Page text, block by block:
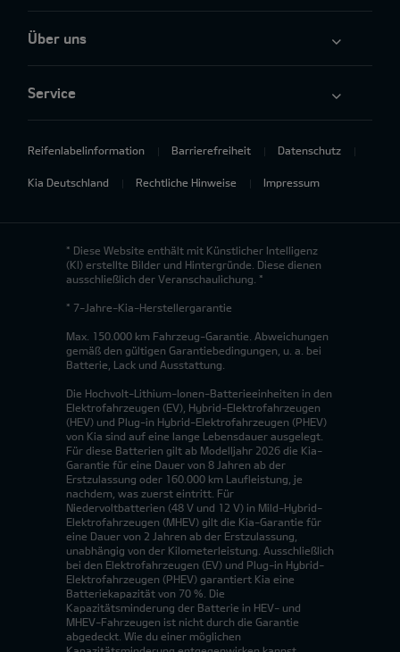
Über uns
Service
Reifenlabelinformation Barrierefreiheit Datenschutz
Kia Deutschland Rechtliche Hinweise Impressum
* Diese Website enthält mit Künstlicher Intelligenz
(KI) erstellte Bilder und Hintergründe. Diese dienen
ausschließlich der Veranschaulichung. *
* 7-Jahre-Kia-Herstellergarantie
Max. 150.000 km Fahrzeug-Garantie. Abweichungen
gemäß den gültigen Garantiebedingungen, u. a. bei
Batterie, Lack und Ausstattung.
Die Hochvolt-Lithium-Ionen-Batterieeinheiten in den
Elektrofahrzeugen (EV), Hybrid-Elektrofahrzeugen
(HEV) und Plug-in Hybrid-Elektrofahrzeugen (PHEV)
von Kia sind auf eine lange Lebensdauer ausgelegt.
Für diese Batterien gilt ab Modelljahr 2026 die Kia-
Garantie für eine Dauer von 8 Jahren ab der
Erstzulassung oder 160.000 km Laufleistung, je
nachdem, was zuerst eintritt. Für
Niedervoltbatterien (48 V und 12 V) in Mild-Hybrid-
Elektrofahrzeugen (MHEV) gilt die Kia-Garantie für
eine Dauer von 2 Jahren ab der Erstzulassung,
unabhängig von der Kilometerleistung. Ausschließlich
bei den Elektrofahrzeugen (EV) und Plug-in Hybrid-
Elektrofahrzeugen (PHEV) garantiert Kia eine
Batteriekapazität von 70 %. Die
Kapazitätsminderung der Batterie in HEV- und
MHEV-Fahrzeugen ist nicht durch die Garantie
abgedeckt. Wie du einer möglichen